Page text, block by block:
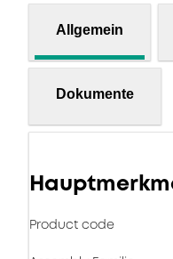
Allgemein
Dokumente
Product code